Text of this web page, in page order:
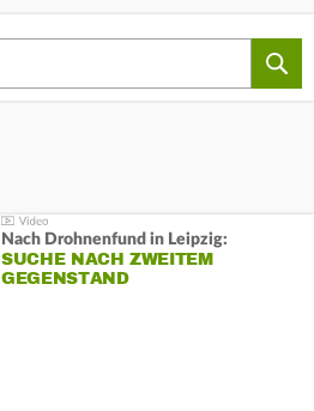
Nach Drohnenfund in Leipzig:
SUCHE NACH ZWEITEM
GEGENSTAND